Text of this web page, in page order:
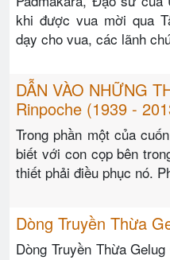
khi được vua mời qua
dạy cho vua, các lãnh
DẪN VÀO NHỮNG
Rinpoche (1939 -
Trong phần một của
biết với con cọp bên
thiết phải điều phục nó.
Dòng Truyền Thừa
Dòng Truyền Thừa